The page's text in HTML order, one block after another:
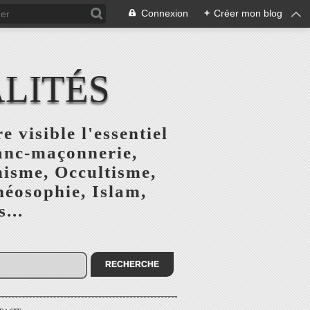
Connexion + Créer mon blog
visible l'essentiel
maçonnerie,
Occultisme,
Islam,